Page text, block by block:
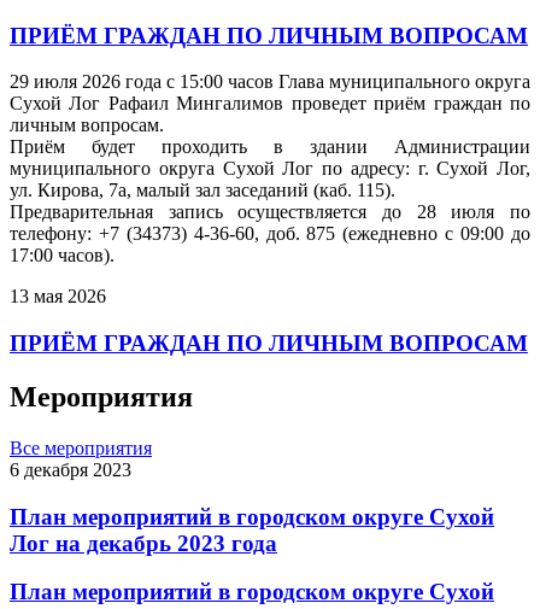
ПРИЁМ ГРАЖДАН ПО ЛИЧНЫМ ВОПРОСАМ
29 июля 2026 года с 15:00 часов Глава муниципального округа
Сухой Лог Рафаил Мингалимов проведет приём граждан по
личным вопросам.
Приём будет проходить в здании Администрации
муниципального округа Сухой Лог по адресу: г. Сухой Лог,
ул. Кирова, 7а, малый зал заседаний (каб. 115).
Предварительная запись осуществляется до 28 июля по
телефону: +7 (34373) 4-36-60, доб. 875 (ежедневно с 09:00 до
17:00 часов).
13 мая 2026
ПРИЁМ ГРАЖДАН ПО ЛИЧНЫМ ВОПРОСАМ
Мероприятия
Все мероприятия
6 декабря 2023
План мероприятий в городском округе Сухой
Лог на декабрь 2023 года
План мероприятий в городском округе Сухой